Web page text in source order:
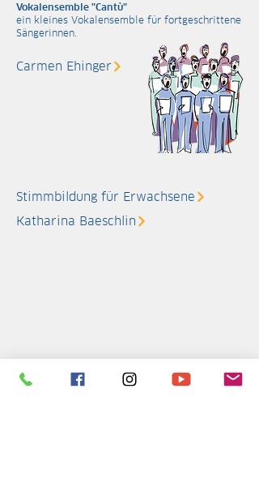
Vokalensemble "Cantù"
ein kleines Vokalensemble für fortgeschrittene
Sängerinnen.
Carmen Ehinger
Stimmbildung für Erwachsene
Katharina Baeschlin